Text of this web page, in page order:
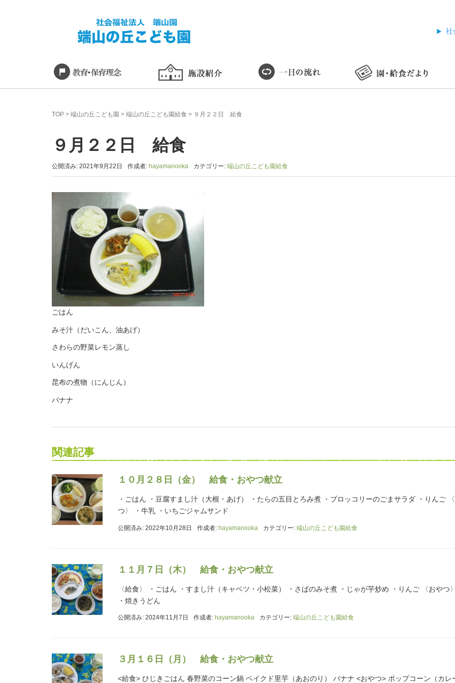
社
TOP > 端山の丘こども園 > 端山の丘こども園給食 > ９月２２日 給食
９月２２日 給食
公開済み: 2021年9月22日 作成者: hayamanooka カテゴリー: 端山の丘こども園給食
ごはん
みそ汁（だいこん、油あげ）
さわらの野菜レモン蒸し
いんげん
昆布の煮物（にんじん）
バナナ
関連記事
１０月２８日（金） 給食・おやつ献立
・ごはん ・豆腐すまし汁（大根・あげ） ・たらの五目とろみ煮 ・ブロッコリーのごまサラダ ・りんご
つ〉 ・牛乳 ・いちごジャムサンド
公開済み: 2022年10月28日 作成者: hayamanooka カテゴリー: 端山の丘こども園給食
１１月７日（木） 給食・おやつ献立
〈給食〉 ・ごはん ・すまし汁（キャベツ・小松菜） ・さばのみそ煮 ・じゃが芋炒め ・りんご 〈おやつ
・焼きうどん
公開済み: 2024年11月7日 作成者: hayamanooka カテゴリー: 端山の丘こども園給食
３月１６日（月） 給食・おやつ献立
<給食> ひじきごはん 春野菜のコーン鍋 ベイクド里芋（あおのり） バナナ <おやつ> ポップコーン（カレ